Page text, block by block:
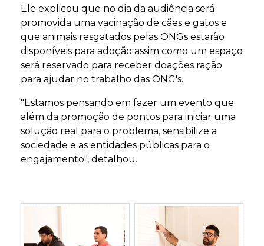
Ele explicou que no dia da audiência será
promovida uma vacinação de cães e gatos e
que animais resgatados pelas ONGs estarão
disponíveis para adoção assim como um espaço
será reservado para receber doações ração
para ajudar no trabalho das ONG's.
"Estamos pensando em fazer um evento que
além da promoção de pontos para iniciar uma
solução real para o problema, sensibilize a
sociedade e as entidades públicas para o
engajamento", detalhou.